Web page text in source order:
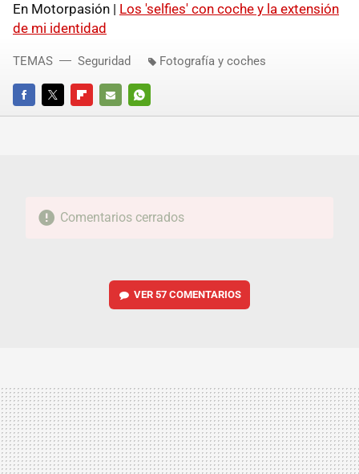
En Motorpasión | Los 'selfies' con coche y la extensión
de mi identidad
FACEBOOKTWITTERFLIPBOARD
E-
WHATSAPP
TEMAS Seguridad Fotografía y coches
Comentarios cerrados
VER 57 COMENTARIOS